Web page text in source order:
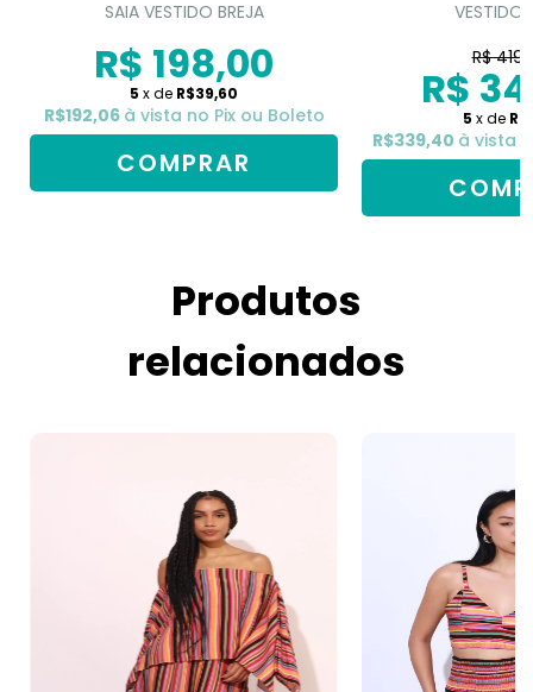
SAIA VESTIDO BREJA
R$ 198,00
5 x de R$39,60
R$192,06 à vista no Pix ou Boleto
COMPRAR
VESTIDO
R$
R$
5 x de
R$339,40 à vista
Produtos
relacionados